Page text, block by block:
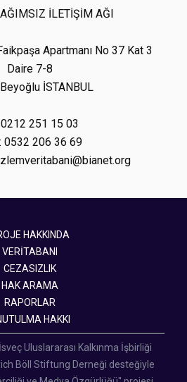
İLETİŞİM AĞI
Apartmanı No 37 Kat 3
Daire 7-8
İSTANBUL
251 15 03
0532 206 36 69
HAKKINDA
VERİTABANI
CEZASIZLIK
HAK ARAMA
RAPORLAR
HAKKI
Uluslararası Kalkınma İşbirliği
Böll Stiftung Derneği desteğiyle